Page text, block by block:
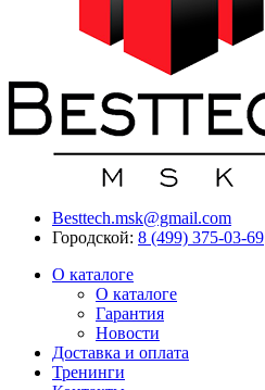
Besttech.msk@gmail.com
Городской: 8 (499) 375-03-69
О каталоге
О каталоге
Гарантия
Новости
Доставка и оплата
Тренинги